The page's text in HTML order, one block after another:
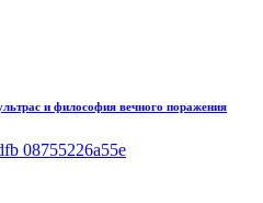
и философия вечного поражения